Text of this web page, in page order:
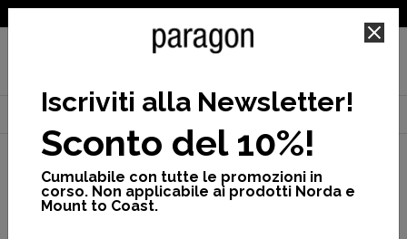
Home Uomo Giacche Vedi Tutto Giacca uomo iskut short
Iscriviti alla Newsletter!
Sconto del 10%!
Cumulabile con tutte le promozioni in
corso. Non applicabile ai prodotti Norda e
Mount to Coast.